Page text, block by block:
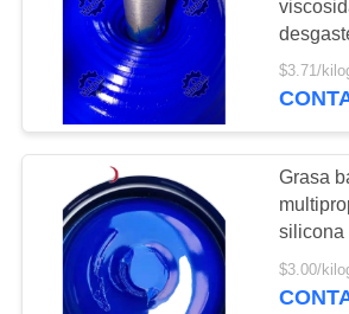
Grasa de litio
llevar la grasa
Grasa
silicona
térmica,
acero,